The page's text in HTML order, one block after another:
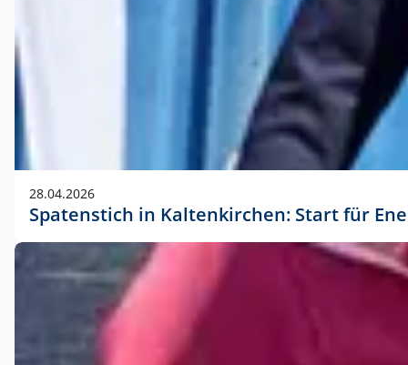
28.04.2026
Spatenstich in Kaltenkirchen: Start für